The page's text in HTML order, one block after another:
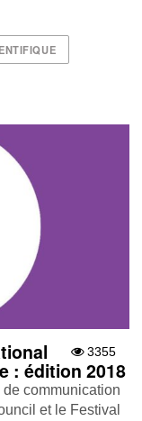
3355
: édition 2018
communication
et le Festival